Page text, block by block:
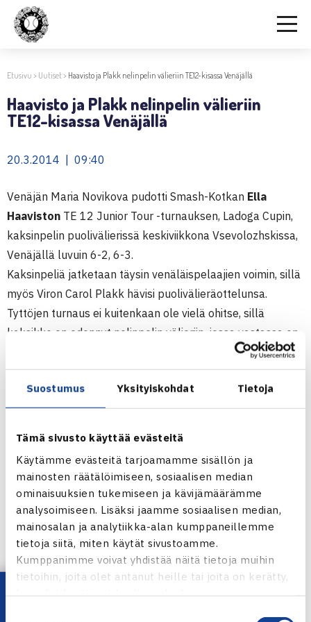
Suostumus Yksityiskohdat Tietoja
Tämä sivusto käyttää evästeitä
Käytämme evästeitä tarjoamamme sisällön ja
mainosten räätälöimiseen, sosiaalisen median
ominaisuuksien tukemiseen ja kävijämäärämme
analysoimiseen. Lisäksi jaamme sosiaalisen median,
mainosalan ja analytiikka-alan kumppaneillemme
tietoja siitä, miten käytät sivustoamme.
Kumppanimme voivat yhdistää näitä tietoja muihin
tietoihin, joita olet antanut heille tai joita on kerätty,
kun olet käyttänyt heidän palvelujaan.
Etusivu > Uutiset> Haavisto ja Plakk nelinpelin välieriin TE12-kisassa Venäjällä
Haavisto ja Plakk nelinpelin välieriin
TE12-kisassa Venäjällä
20.3.2014 | 09:40
Venäjän Maria Novikova pudotti Smash-Kotkan Ella
Haaviston TE 12 Junior Tour -turnauksen, Ladoga Cupin,
kaksinpelin puolivälierissä keskiviikkona Vsevolozhskissa,
Venäjällä luvuin 6-2, 6-3.
Kaksinpeliä jatketaan täysin venäläispelaajien voimin, sillä
myös Viron Carol Plakk hävisi puolivälieräottelunsa.
Tyttöjen turnaus ei kuitenkaan ole vielä ohitse, sillä
kaksikko on edennyt nelinpelin välieriin, jossa vastassa on
Ladoga Cup
TE 12 Junior Tour
Puolivälieriä: Maria Novikova Venäjä – Ella Haavisto 62 63
Nelinpeli
Puolivälieriä: Ella Haavisto/Carol Plakk Viro – Alisa
Kummel Venäjä/Polina Ramenskaja Viro 60 61
Turnaus verkossa
Jaa: